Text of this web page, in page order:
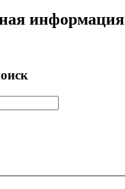
информация